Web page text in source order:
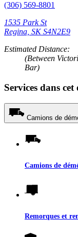
(306) 569-8801
1535 Park St
Regina, SK S4N2E9
Estimated Distance:
(Between
Bar)
Services dans cet
Camions de
Camions de
Remorques et